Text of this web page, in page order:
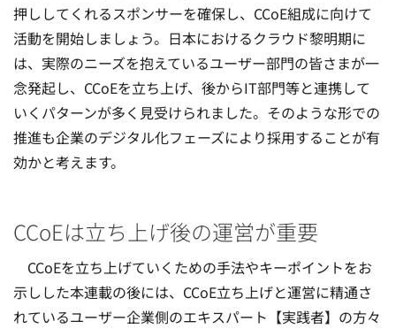
押ししてくれるスポンサーを確保し、CCoE組成に向けて
活動を開始しましょう。日本におけるクラウド黎明期に
は、実際のニーズを抱えているユーザー部門の皆さまが一
念発起し、CCoEを立ち上げ、後からIT部門等と連携して
いくパターンが多く見受けられました。そのような形での
推進も企業のデジタル化フェーズにより採用することが有
効かと考えます。
CCoEは立ち上げ後の運営が重要
CCoEを立ち上げていくための手法やキーポイントをお
示しした本連載の後には、CCoE立ち上げと運営に精通さ
れているユーザー企業側のエキスパート【実践者】の方々